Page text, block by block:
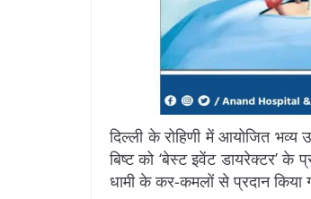
दिल्ली के रोहिणी में आयोजित भव्य
बिष्ट को ‘बेस्ट इवेंट डायरेक्टर’ के
धामी के कर-कमलों से प्रदान किया